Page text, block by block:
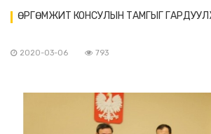
ӨРГӨМЖИТ КОНСУЛЫН ТАМГЫГ
2020-03-06 793